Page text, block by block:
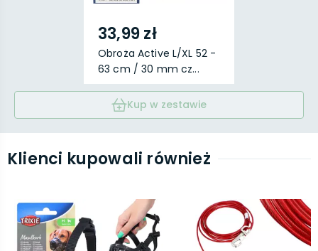
33,99 zł
Obroża Active L/XL 52 -
63 cm / 30 mm cz...
Kup w zestawie
Klienci kupowali również